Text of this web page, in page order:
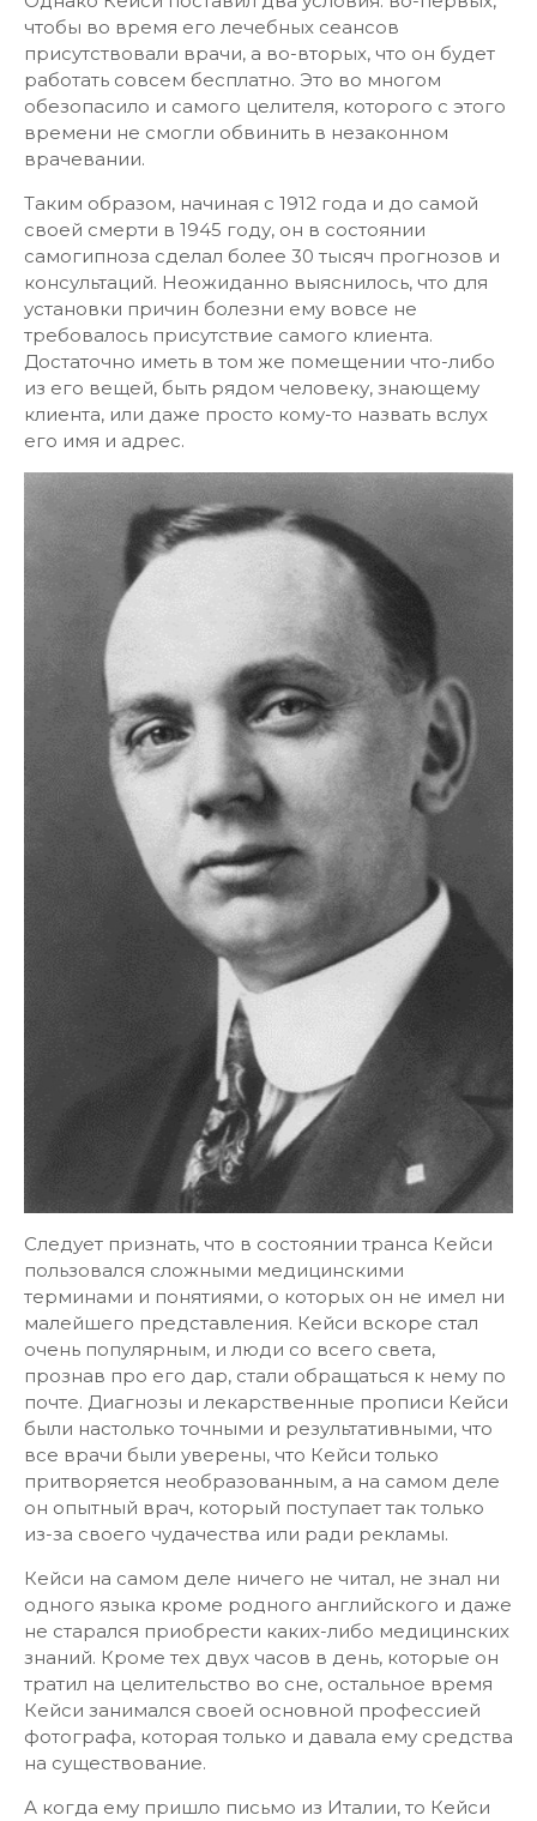
чтобы во время его лечебных сеансов
присутствовали врачи, а во-вторых, что он будет
работать совсем бесплатно. Это во многом
обезопасило и самого целителя, которого с этого
времени не смогли обвинить в незаконном
врачевании.
Таким образом, начиная с 1912 года и до самой
своей смерти в 1945 году, он в состоянии
самогипноза сделал более 30 тысяч прогнозов и
консультаций. Неожиданно выяснилось, что для
установки причин болезни ему вовсе не
требовалось присутствие самого клиента.
Достаточно иметь в том же помещении что-либо
из его вещей, быть рядом человеку, знающему
клиента, или даже просто кому-то назвать вслух
его имя и адрес.
Следует признать, что в состоянии транса Кейси
пользовался сложными медицинскими
терминами и понятиями, о которых он не имел ни
малейшего представления. Кейси вскоре стал
очень популярным, и люди со всего света,
прознав про его дар, стали обращаться к нему по
почте. Диагнозы и лекарственные прописи Кейси
были настолько точными и результативными, что
все врачи были уверены, что Кейси только
притворяется необразованным, а на самом деле
он опытный врач, который поступает так только
из-за своего чудачества или ради рекламы.
Кейси на самом деле ничего не читал, не знал ни
одного языка кроме родного английского и даже
не старался приобрести каких-либо медицинских
знаний. Кроме тех двух часов в день, которые он
тратил на целительство во сне, остальное время
Кейси занимался своей основной профессией
фотографа, которая только и давала ему средства
на существование.
А когда ему пришло письмо из Италии, то Кейси